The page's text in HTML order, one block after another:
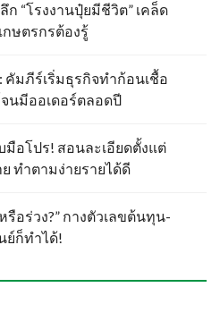
“โรงงานปุ๋ยมีชีวิต” เคล็ด
ษตรกรต้องรู้
คัมภีร์เริ่มธุรกิจทำก้อนเชื้อ
นมีออเดอร์ตลอดปี
มือโปร! สอนละเอียดตั้งแต่
ทำตามง่ายรายได้ดี
รือร่วง?” กางตัวเลขต้นทุน-
ย์ก็ทำได้!